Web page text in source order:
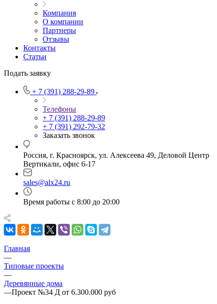
Компания
О компании
Партнеры
Отзывы
Контакты
Статьи
Подать заявку
+ 7 (391) 288-29-89
Телефоны
+ 7 (391) 288-29-89
+ 7 (391) 292-79-32
Заказать звонок
Россия, г. Красноярск, ул. Алексеева 49, Деловой Центр
Вертикали, офис 6-17
sales@alx24.ru
Время работы с 8:00 до 20:00
Главная
—
Типовые проекты
—
Деревянные дома
—Проект №34 Д от 6.300.000 руб